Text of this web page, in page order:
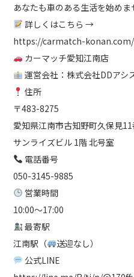
あなたも車のある生活を始めま
詳しくはこちら →
https://carmatch-konan.com/
カーマッチ愛知江南店
運営会社：株式会社DDアシ
住所
〒483-8275
愛知県江南市古知野町久保見11
サンライズビル 1階 北号室
電話番号
050-3145-9885
営業時間
10:00～17:00
最寄駅
江南駅（
送迎なし）
公式LINE